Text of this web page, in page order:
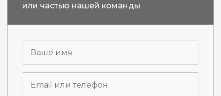
или частью нашей команды